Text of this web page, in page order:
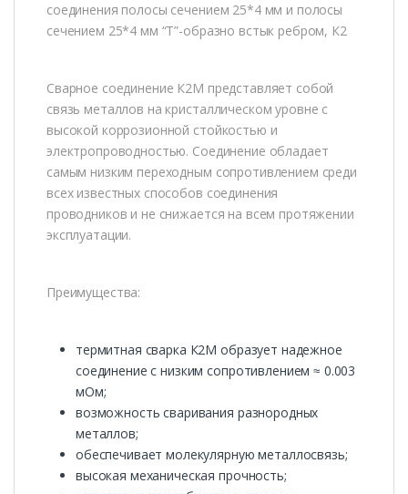
соединения полосы сечением 25*4 мм и полосы
сечением 25*4 мм “Т”-образно встык ребром, К2
Сварное соединение К2М представляет собой
связь металлов на кристаллическом уровне c
высокой коррозионной стойкостью и
электропроводностью. Соединение обладает
самым низким переходным сопротивлением среди
всех известных способов соединения
проводников и не снижается на всем протяжении
эксплуатации.
Преимущества:
термитная сварка К2М образует надежное
соединение с низким сопротивлением ≈ 0.003
мОм;
возможность сваривания разнородных
металлов;
обеспечивает молекулярную металлосвязь;
высокая механическая прочность;